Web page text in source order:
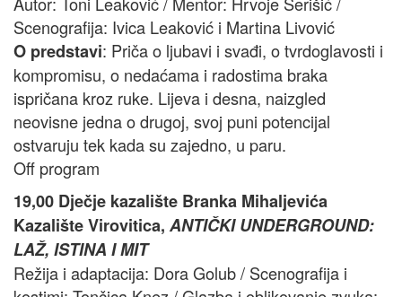
Scenografija: Ivica Leaković i Martina Livović
O predstavi: Priča o ljubavi i svađi, o tvrdoglavosti i
kompromisu, o nedaćama i radostima braka
ispričana kroz ruke. Lijeva i desna, naizgled
neovisne jedna o drugoj, svoj puni potencijal
ostvaruju tek kada su zajedno, u paru.
Off program
19,00 Dječje kazalište Branka Mihaljevića
Kazalište Virovitica, ANTIČKI UNDERGROUND:
LAŽ, ISTINA I MIT
Režija i adaptacija: Dora Golub / Scenografija i